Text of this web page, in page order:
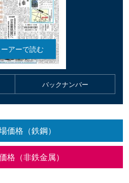
バックナンバー
価格（鉄鋼）
格（非鉄金属）